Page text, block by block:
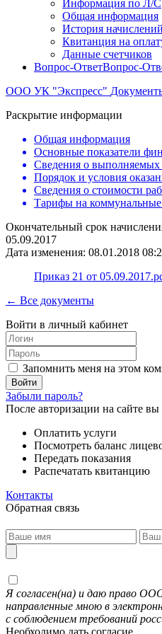
Информация по Л/С
Общая информация
История
Квитанция на
Данные счетчиков
Вопрос-ОтветВопрос-
ООО УК "Экспресс"
Раскрытие информации
Общая информация
Основные показатели
Сведения о выполняемых
Порядок и условия
Сведения о стоимости
Тарифы на коммунальные
Окончательный срок
05.09.2017
Дата изменения: 08.01.2018
Приказ 21 от
← Все документы
Войти в личный кабинет
Запомнить меня на этом
Забыли пароль?
После авторизации на сайте вы
Оплатить услуги
Посмотреть баланс
Передать показания
Распечатать квитанцию
Контакты
Обратная связь
Я согласен(на) и даю право
направленные мною в
с соблюдением требований
Необходимо дать согласие